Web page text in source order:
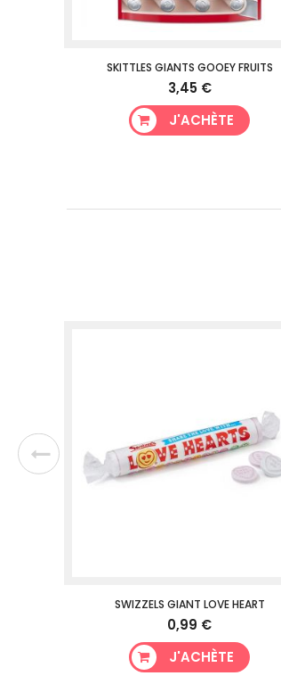
SKITTLES GIANTS GOOEY FRUITS
3,45 €
J'ACHÈTE
SWIZZELS GIANT LOVE HEART
0,99 €
J'ACHÈTE